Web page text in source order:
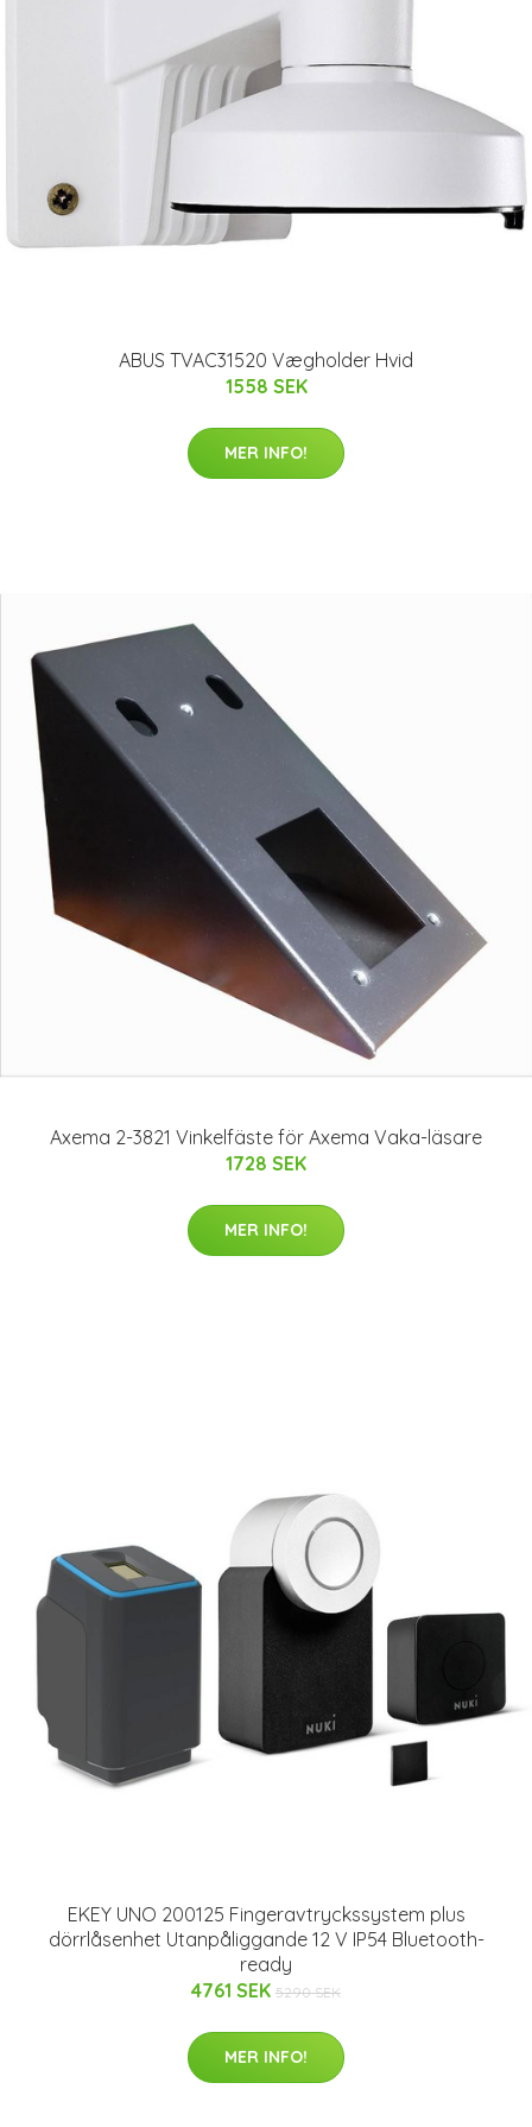
ABUS TVAC31520 Vægholder Hvid
1558 SEK
MER INFO!
Axema 2-3821 Vinkelfäste för Axema Vaka-läsare
1728 SEK
MER INFO!
EKEY UNO 200125 Fingeravtryckssystem plus
dörrlåsenhet Utanpåliggande 12 V IP54 Bluetooth-
ready
4761 SEK 5290 SEK
MER INFO!